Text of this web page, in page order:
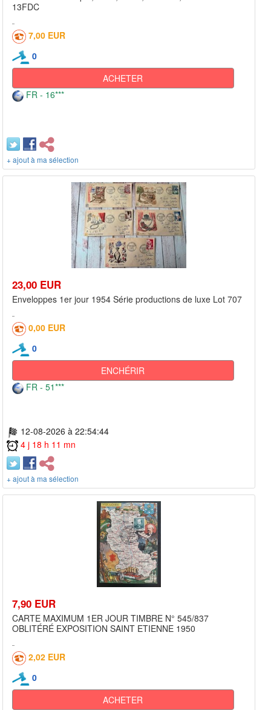
13FDC
7,00 EUR
0
ACHETER
FR - 16***
+ ajout à ma sélection
23,00 EUR
Enveloppes 1er jour 1954 Série productions de luxe Lot 707
0,00 EUR
0
ENCHÉRIR
FR - 51***
12-08-2026 à 22:54:44
4 j 18 h 11 mn
+ ajout à ma sélection
7,90 EUR
CARTE MAXIMUM 1ER JOUR TIMBRE N° 545/837
OBLITÉRÉ EXPOSITION SAINT ETIENNE 1950
2,02 EUR
0
ACHETER